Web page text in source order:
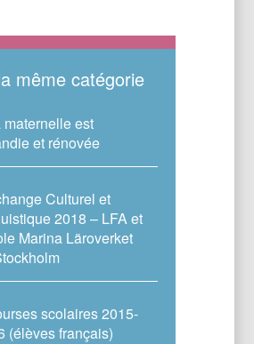
même catégorie
maternelle est
et rénovée
Culturel et
2018 – LFA et
Marina Läroverket
scolaires 2015-
(élèves français)